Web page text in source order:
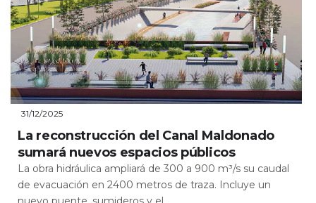
31/12/2025
La reconstrucción del Canal Maldonado
sumará nuevos espacios públicos
La obra hidráulica ampliará de 300 a 900 m³/s su caudal
de evacuación en 2400 metros de traza. Incluye un